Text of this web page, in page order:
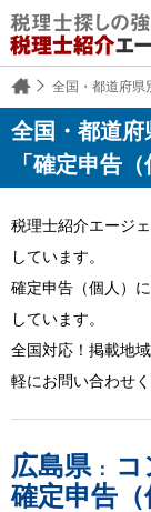
全国・都道府県
全国・都道府
「確定申告
税理士紹介エージ
しています。
確定申告（個人）
しています。
全国対応！掲載地
軽にお問い合わせく
広島県 ：
確定申告（